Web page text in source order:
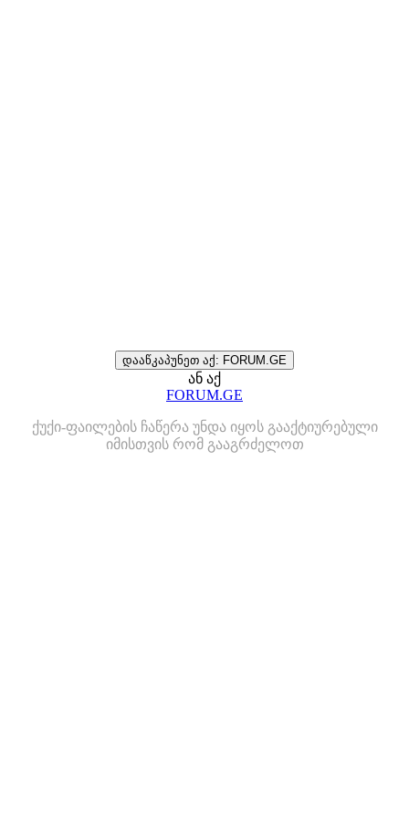
დააწკაპუნეთ აქ: FORUM.GE
ან აქ
FORUM.GE
ქუქი-ფაილების ჩაწერა უნდა იყოს გააქტიურებული
იმისთვის რომ გააგრძელოთ